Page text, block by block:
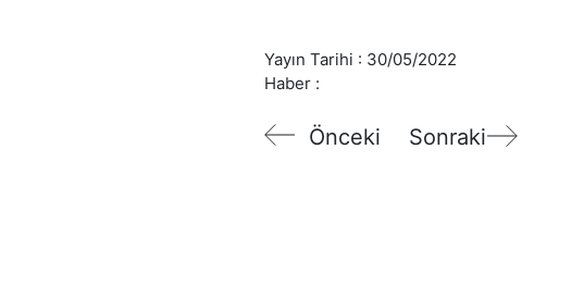
Yayın Tarihi : 30/05/2022
Haber :
Önceki Sonraki